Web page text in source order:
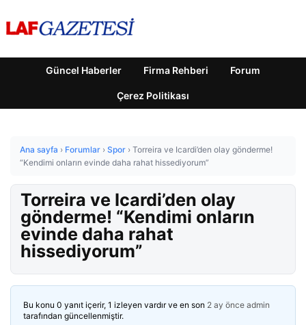
Güncel Haberler Firma Rehberi Forum
Çerez Politikası
Ana sayfa › Forumlar › Spor › Torreira ve Icardi’den olay gönderme!
“Kendimi onların evinde daha rahat hissediyorum”
Torreira ve Icardi’den olay
gönderme! “Kendimi onların
evinde daha rahat
hissediyorum”
Bu konu 0 yanıt içerir, 1 izleyen vardır ve en son 2 ay önce admin
tarafından güncellenmiştir.